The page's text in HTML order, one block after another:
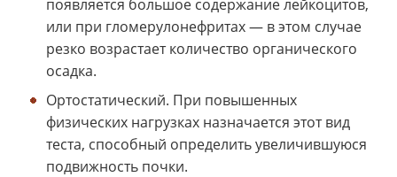
появляется большое содержание лейкоцитов,
или при гломерулонефритах — в этом случае
резко возрастает количество органического
осадка.
Ортостатический. При повышенных
физических нагрузках назначается этот вид
теста, способный определить увеличившуюся
подвижность почки.